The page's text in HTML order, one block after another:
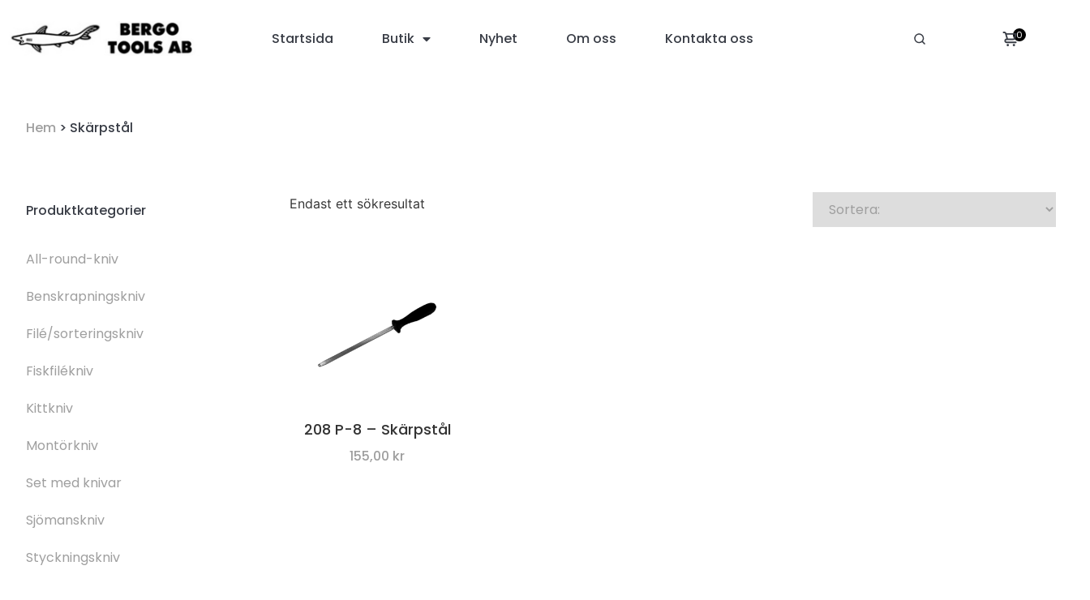
Startsida Butik Nyhet Om oss Kontakta oss 0
Hem > Skärpstål
Produktkategorier
All-round-kniv
Benskrapningskniv
Filé/sorteringskniv
Fiskfilékniv
Kittkniv
Montörkniv
Set med knivar
Sjömanskniv
Styckningskniv
Endast ett sökresultat
208 P-8 – Skärpstål
155,00 kr